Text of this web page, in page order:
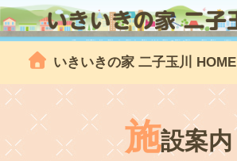
いきいきの家 二子玉川 HOME
施設案内